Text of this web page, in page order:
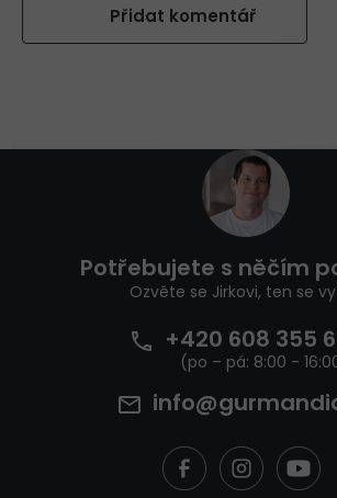
Přidat komentář
Potřebujete s něčím
Ozvěte se Jirkovi, ten se
+420 608 355